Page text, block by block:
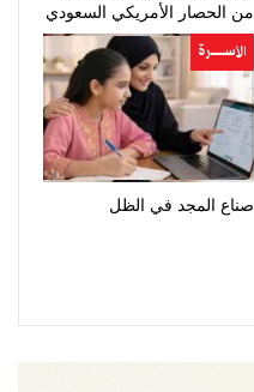
من الحصار الأمريكي السعودي
الأســــــرة
صناع المجد في الظل